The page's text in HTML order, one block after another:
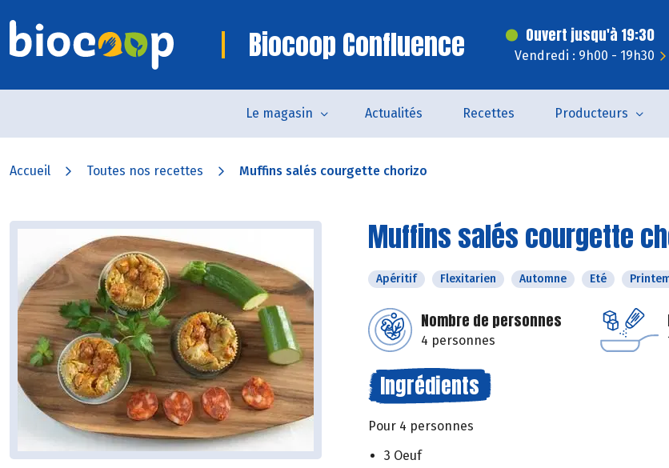
Biocoop Confluence Ouvert jusqu'à 19:30
Vendredi : 9h00 - 19h30
Le magasin Actualités Recettes Producteurs
Accueil Toutes nos recettes Muffins salés courgette chorizo
Muffins salés courgette
Apéritif Flexitarien Automne Eté
Nombre de personnes
4 personnes
Ingrédients
Pour 4 personnes
3 Oeuf